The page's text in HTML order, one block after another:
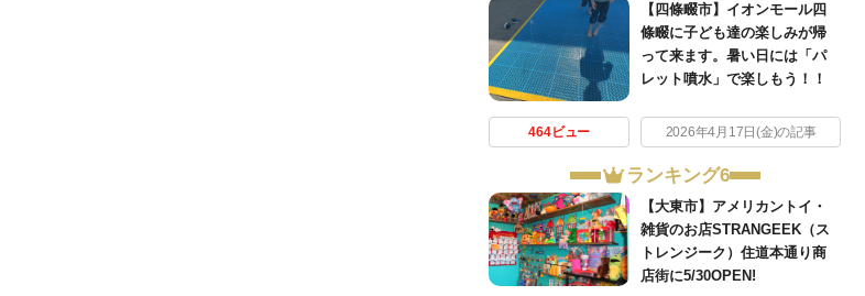
【四條畷市】イオンモール四
條畷に子ども達の楽しみが帰
って来ます。暑い日には「パ
レット噴水」で楽しもう！！
464ビュー 2026年4月17日(金)の記事
ランキング6
【大東市】アメリカントイ・
雑貨のお店STRANGEEK（ス
トレンジーク）住道本通り商
店街に5/30OPEN!